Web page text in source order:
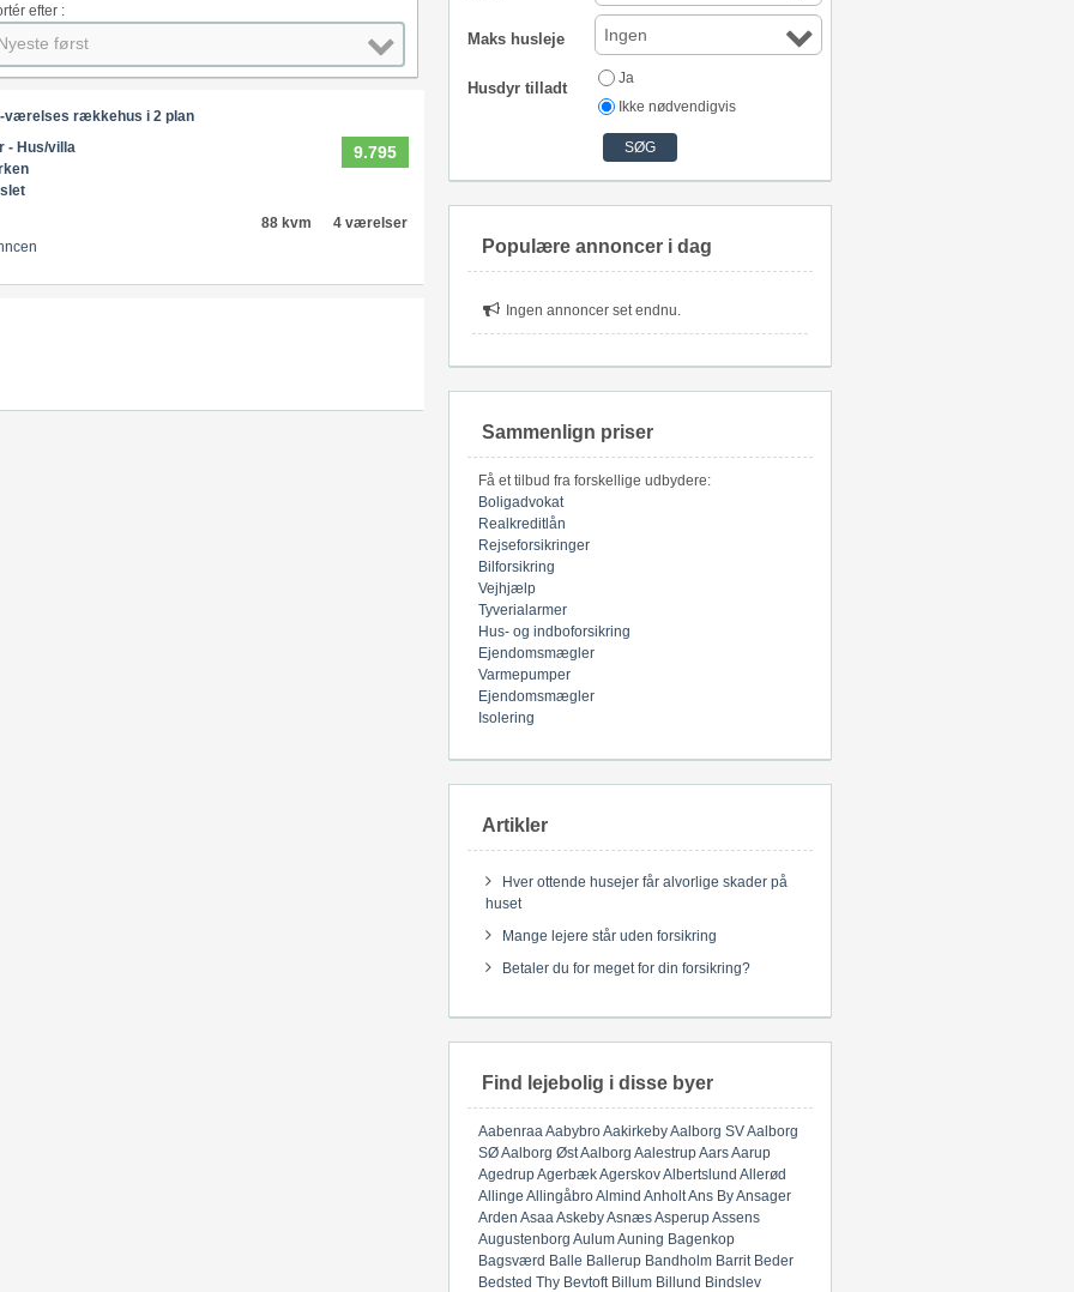
efter :
først
værelses rækkehus i 2 plan
9.795
- Hus/villa
88 kvm
4 værelser
Maks husleje Ingen
Husdyr tilladt
Ja
Ikke nødvendigvis
Populære annoncer i dag
Ingen annoncer set endnu.
Sammenlign priser
Få et tilbud fra forskellige udbydere:
Boligadvokat
Realkreditlån
Rejseforsikringer
Bilforsikring
Vejhjælp
Tyverialarmer
Hus- og indboforsikring
Ejendomsmægler
Varmepumper
Ejendomsmægler
Isolering
Artikler
Hver ottende husejer får alvorlige skader på
huset
Mange lejere står uden forsikring
Betaler du for meget for din forsikring?
Find lejebolig i disse byer
AabenraaAabybroAakirkebyAalborg SVAalborg
SØAalborg ØstAalborg AalestrupAarsAarup
AgedrupAgerbækAgerskovAlbertslund Allerød
Allinge AllingåbroAlmind AnholtAns ByAnsager
Arden AsaaAskebyAsnæsAsperupAssens
Augustenborg AulumAuning Bagenkop
Bagsværd Balle Ballerup Bandholm Barrit Beder
Bedsted Thy Bevtoft Billum Billund Bindslev